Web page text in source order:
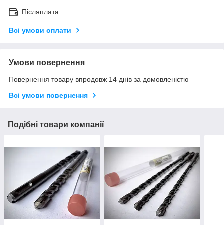
Післяплата
Всі умови оплати
Умови повернення
Повернення товару впродовж 14 днів за домовленістю
Всі умови повернення
Подібні товари компанії